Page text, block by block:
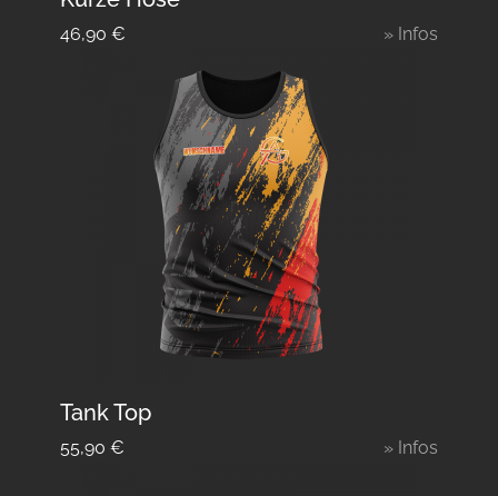
46,90 € » Infos
Tank Top
55,90 € » Infos